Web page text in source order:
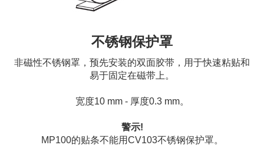
不锈钢保护罩
非磁性不锈钢罩，预先安装的双面胶带，用于快速粘贴和
易于固定在磁带上。
宽度10 mm - 厚度0.3 mm。
警示!
MP100的贴条不能用CV103不锈钢保护罩。